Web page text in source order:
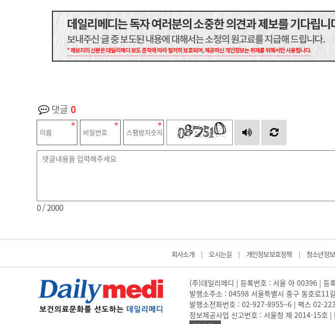
댓글 0
0/ 2000
회사소개 | 오시는길 | 개인정보보호정책 | 청소년정
(주)데일리메디 | 등록번호 : 서울 아 00396 | 등
발행소주소 : 04598 서울특별시 중구 동호로
발행소전화번호 : 02-927-8955~6 | 팩스 02-
정보제공사업 신고번호 : 서울청 제 2014-15